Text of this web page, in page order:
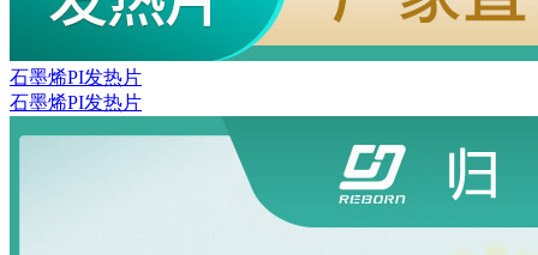
石墨烯PI发热片
石墨烯PI发热片